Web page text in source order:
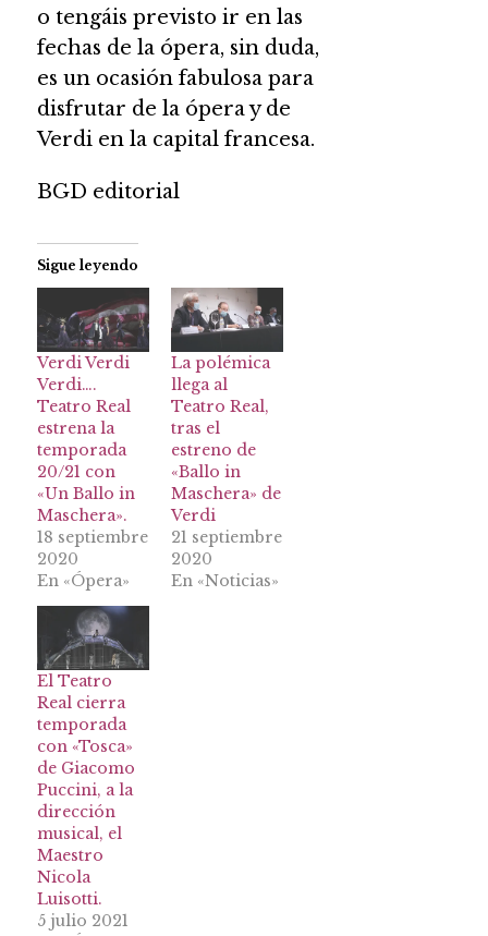
o tengáis previsto ir en las
fechas de la ópera, sin duda,
es un ocasión fabulosa para
disfrutar de la ópera y de
Verdi en la capital francesa.
BGD editorial
Sigue leyendo
Verdi Verdi
Verdi….
Teatro Real
estrena la
temporada
20/21 con
«Un Ballo in
Maschera».
18 septiembre
2020
En «Ópera»
La polémica
llega al
Teatro Real,
tras el
estreno de
«Ballo in
Maschera» de
Verdi
21 septiembre
2020
En «Noticias»
El Teatro
Real cierra
temporada
con «Tosca»
de Giacomo
Puccini, a la
dirección
musical, el
Maestro
Nicola
Luisotti.
5 julio 2021